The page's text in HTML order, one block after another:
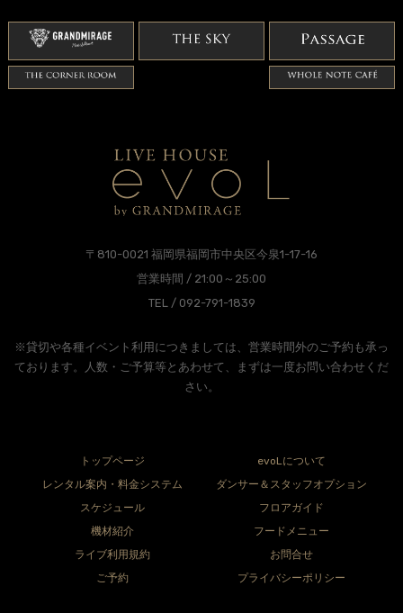
〒810-0021 福岡県福岡市中央区今泉1-17-16
営業時間 / 21:00～25:00
TEL / 092-791-1839
※貸切や各種イベント利用につきましては、営業時間外のご予約も承っ
ております。人数・ご予算等とあわせて、まずは一度お問い合わせくだ
さい。
トップページ
evoLについて
レンタル案内・料金システム
ダンサー＆スタッフオプション
スケジュール
フロアガイド
機材紹介
フードメニュー
ライブ利用規約
お問合せ
ご予約
プライバシーポリシー